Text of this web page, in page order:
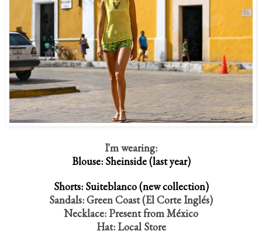
I'm wearing:
Blouse: Sheinside (last year)
Shorts: Suiteblanco (new collection)
Sandals: Green Coast (El Corte Inglés)
Necklace: Present from México
Hat: Local Store